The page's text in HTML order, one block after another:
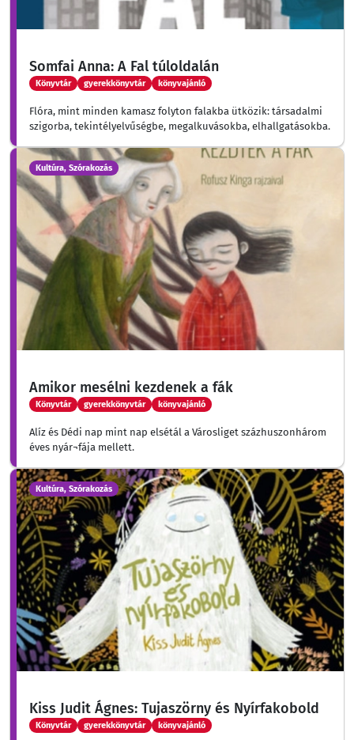
Somfai Anna: A Fal túloldalán
Könyvtár gyerekkönyvtár könyvajánló
Flóra, mint minden kamasz folyton falakba ütközik: társadalmi
szigorba, tekintélyelvűségbe, megalkuvásokba, elhallgatásokba.
Kultúra, Szórakozás
Amikor mesélni kezdenek a fák
Könyvtár gyerekkönyvtár könyvajánló
Alíz és Dédi nap mint nap elsétál a Városliget százhuszonhárom
éves nyár¬fája mellett.
Kultúra, Szórakozás
Kiss Judit Ágnes: Tujaszörny és Nyírfakobold
Könyvtár gyerekkönyvtár könyvajánló